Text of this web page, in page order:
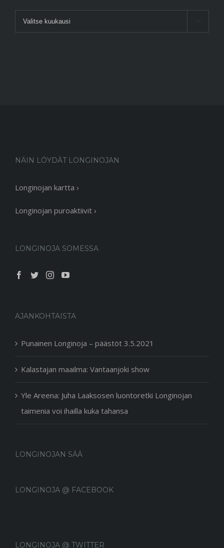
Arkisto
NÄIN LÖYDÄT LONGINOJAN
Longinojan kartta ›
Longinojan puroaktiivit ›
LONGINOJA SOMESSA
AJANKOHTAISTA
Punainen Longinoja – päästöt 3.5.2021
Kalastajan maailma: Vantaanjoki show
Yle Areena: Juha Laaksosen luontoretki Longinojan
taimenia voi ihailla kuka tahansa
LONGINOJAN SÄÄ
LONGINOJA @ FACEBOOK
LONGINOJA @ TWITTER